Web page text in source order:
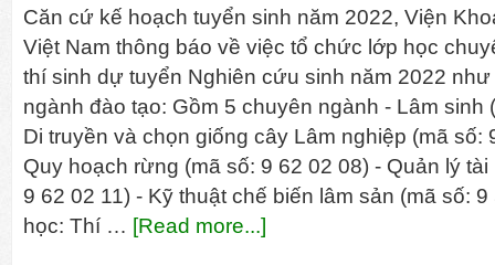
Căn cứ kế hoạch tuyển sinh năm 2022, Viện
Việt Nam thông báo về việc tổ chức lớp học
thí sinh dự tuyển Nghiên cứu sinh năm 2022
ngành đào tạo: Gồm 5 chuyên ngành - Lâm sinh
Di truyền và chọn giống cây Lâm nghiệp (mã số:
Quy hoạch rừng (mã số: 9 62 02 08) - Quản lý
9 62 02 11) - Kỹ thuật chế biến lâm sản (mã số:
học: Thí … [Read more...]